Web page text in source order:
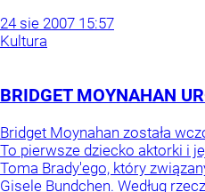
24 sie 2007 15:57
Kultura
BRIDGET MOYNAHAN
Bridget Moynahan została
To pierwsze dziecko aktorki i
Toma Brady'ego, który
Gisele Bundchen. Według